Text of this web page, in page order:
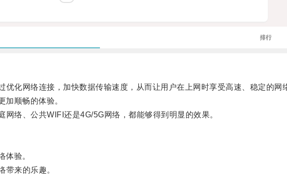
排行
网络连接，加快数据传输速度，从而让用户在上网时享受高速、稳定的网
顺畅的体验。
络、公共WIFI还是4G/5G网络，都能够得到明显的效果。
验。
来的乐趣。